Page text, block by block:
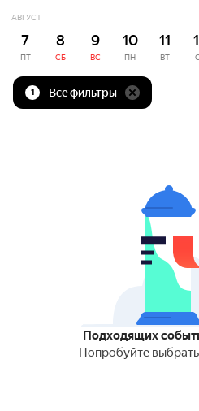
АВГУСТ
7
ПТ
8
СБ
9
ВС
10
ПН
11
ВТ
1 Все фильтры
Подходящих
Попробуйте